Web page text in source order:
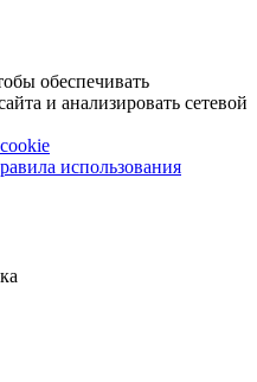
обеспечивать
и анализировать сетевой
использования